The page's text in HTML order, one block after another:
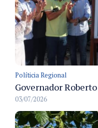
Políticia Regional
03/07/2026